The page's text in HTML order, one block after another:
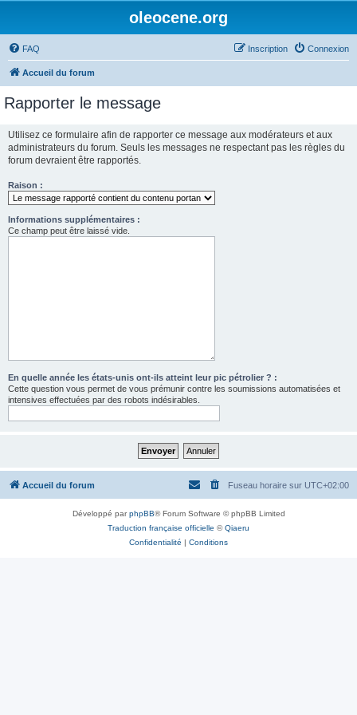
oleocene.org
FAQ Connexion
Inscription
Accueil du forum
Rapporter le message
Utilisez ce formulaire afin de rapporter ce message aux modérateurs et aux
administrateurs du forum. Seuls les messages ne respectant pas les règles du
forum devraient être rapportés.
Raison :
Informations supplémentaires :
Ce champ peut être laissé vide.
En quelle année les états-unis ont-ils atteint leur pic pétrolier ? :
Cette question vous permet de vous prémunir contre les soumissions automatisées et
intensives effectuées par des robots indésirables.
Accueil du forum Fuseau horaire sur UTC+02:00
Développé parphpBB® Forum Software © phpBB Limited
Traduction française officielle ©Qiaeru
Confidentialité | Conditions